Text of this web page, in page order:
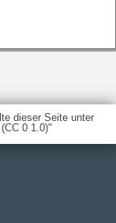
dieser Seite unter